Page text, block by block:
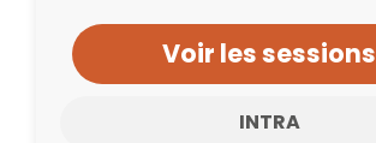
INTRA
Voir les sessions